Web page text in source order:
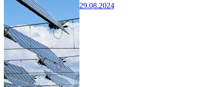
29.08.2024